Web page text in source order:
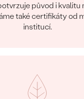
původ i kvalitu
také certifikáty od
institucí.